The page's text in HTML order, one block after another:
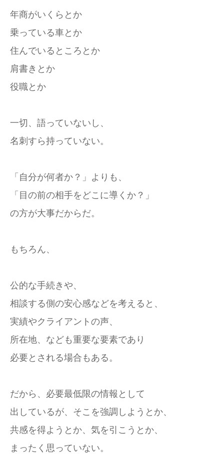
年商がいくらとか
乗っている車とか
住んでいるところとか
肩書きとか
役職とか
一切、語っていないし、
名刺すら持っていない。
「自分が何者か？」よりも、
「目の前の相手をどこに導くか？」
の方が大事だからだ。
もちろん、
公的な手続きや、
相談する側の安心感などを考えると、
実績やクライアントの声、
所在地、なども重要な要素であり
必要とされる場合もある。
だから、必要最低限の情報として
出しているが、そこを強調しようとか、
共感を得ようとか、気を引こうとか、
まったく思っていない。